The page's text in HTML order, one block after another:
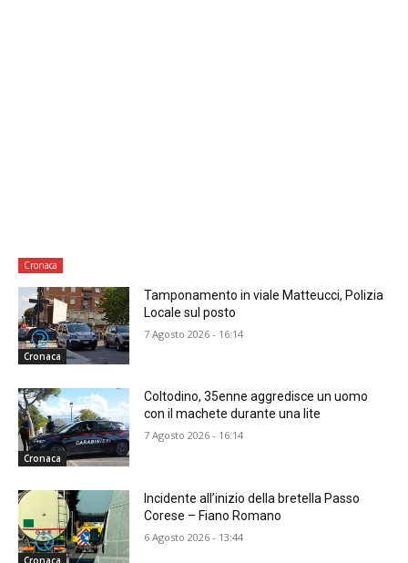
Cronaca
Cronaca
Tamponamento in viale Matteucci, Polizia
Locale sul posto
7 Agosto 2026 - 16:14
Cronaca
Coltodino, 35enne aggredisce un uomo
con il machete durante una lite
7 Agosto 2026 - 16:14
Cronaca
Incidente all’inizio della bretella Passo
Corese – Fiano Romano
6 Agosto 2026 - 13:44